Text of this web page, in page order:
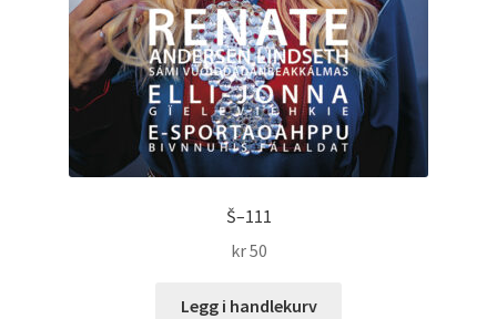
Š–111
kr50
Legg i handlekurv